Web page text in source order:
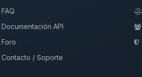
FAQ
Documentación API
Foro
Contacto / Soporte